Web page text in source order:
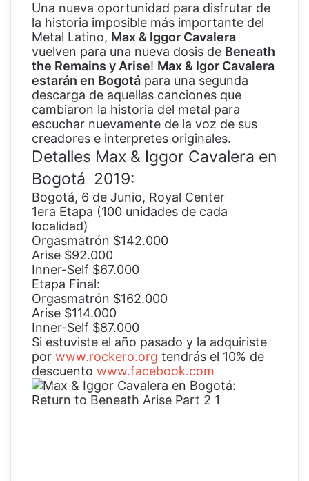
Una nueva oportunidad para disfrutar de
la historia imposible más importante del
Metal Latino, Max & Iggor Cavalera
vuelven para una nueva dosis de Beneath
the Remains y Arise! Max & Igor Cavalera
estarán en Bogotá para una segunda
descarga de aquellas canciones que
cambiaron la historia del metal para
escuchar nuevamente de la voz de sus
creadores e interpretes originales.
Detalles Max & Iggor Cavalera en
Bogotá 2019:
Bogotá, 6 de Junio, Royal Center
1era Etapa (100 unidades de cada
localidad)
Orgasmatrón $142.000
Arise $92.000
Inner-Self $67.000
Etapa Final:
Orgasmatrón $162.000
Arise $114.000
Inner-Self $87.000
Si estuviste el año pasado y la adquiriste
por www.rockero.org tendrás el 10% de
descuento www.facebook.com